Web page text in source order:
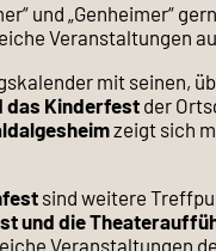
und „Genheimer“
Veranstaltungen
mit seinen,
das Kinderfestder
zeigt sich
sind weitere
und die
Veranstaltungen